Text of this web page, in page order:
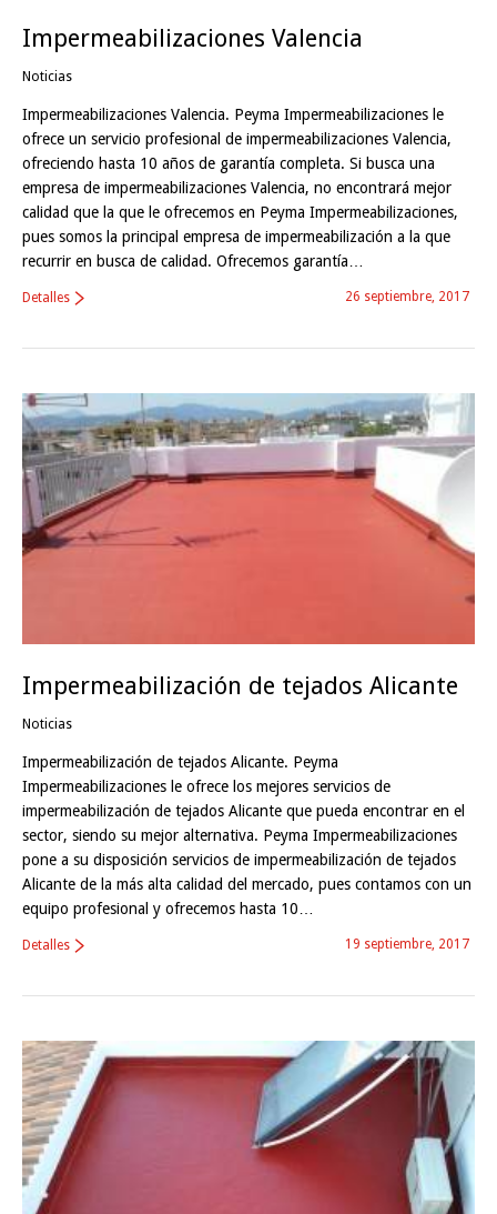
Impermeabilizaciones Valencia
Noticias
Impermeabilizaciones Valencia. Peyma Impermeabilizaciones le
ofrece un servicio profesional de impermeabilizaciones Valencia,
ofreciendo hasta 10 años de garantía completa. Si busca una
empresa de impermeabilizaciones Valencia, no encontrará mejor
calidad que la que le ofrecemos en Peyma Impermeabilizaciones,
pues somos la principal empresa de impermeabilización a la que
recurrir en busca de calidad. Ofrecemos garantía…
26 septiembre, 2017
Detalles
Impermeabilización de tejados Alicante
Noticias
Impermeabilización de tejados Alicante. Peyma
Impermeabilizaciones le ofrece los mejores servicios de
impermeabilización de tejados Alicante que pueda encontrar en el
sector, siendo su mejor alternativa. Peyma Impermeabilizaciones
pone a su disposición servicios de impermeabilización de tejados
Alicante de la más alta calidad del mercado, pues contamos con un
equipo profesional y ofrecemos hasta 10…
19 septiembre, 2017
Detalles